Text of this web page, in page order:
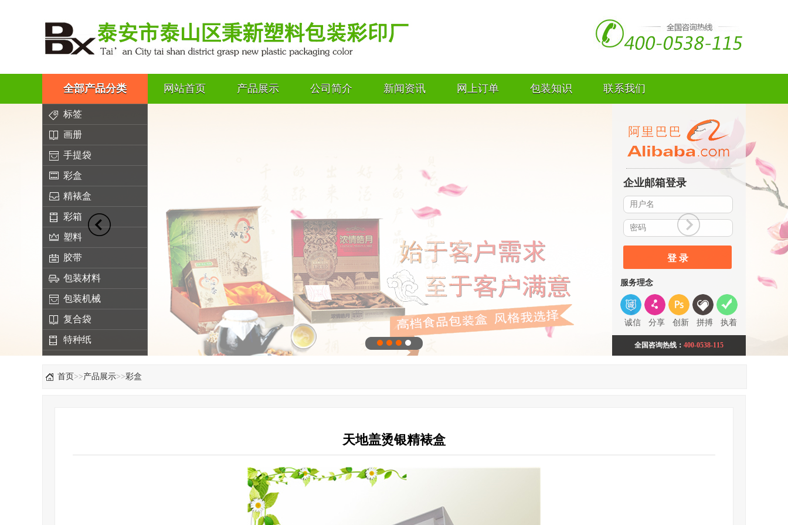
全部产品分类 网站首页 产品展示 公司简介 新闻资讯 网上订单 包装知识 联系我们
标签
画册
手提袋
彩盒
精裱盒
彩箱
塑料
胶带
包装材料
包装机械
复合袋
特种纸
企业邮箱登录
登 录
服务理念
诚信 分享 创新 拼搏 执着
全国咨询热线： 400-0538-115
首页>>产品展示>>彩盒
天地盖烫银精裱盒